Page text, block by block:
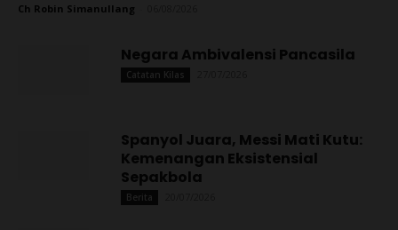
Ch Robin Simanullang
Negara Ambivalensi Pancasila
Catatan Kilas
Spanyol Juara, Messi Mati Kutu:
Kemenangan Eksistensial
Sepakbola
Berita